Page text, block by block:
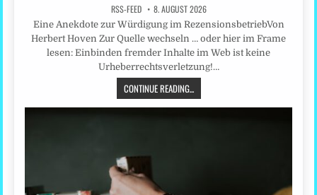
RSS-FEED 8. AUGUST 2026
Eine Anekdote zur Würdigung im RezensionsbetriebVon
Herbert Hoven Zur Quelle wechseln … oder hier im Frame
lesen: Einbinden fremder Inhalte im Web ist keine
Urheberrechtsverletzung!…
CONTINUE READING...